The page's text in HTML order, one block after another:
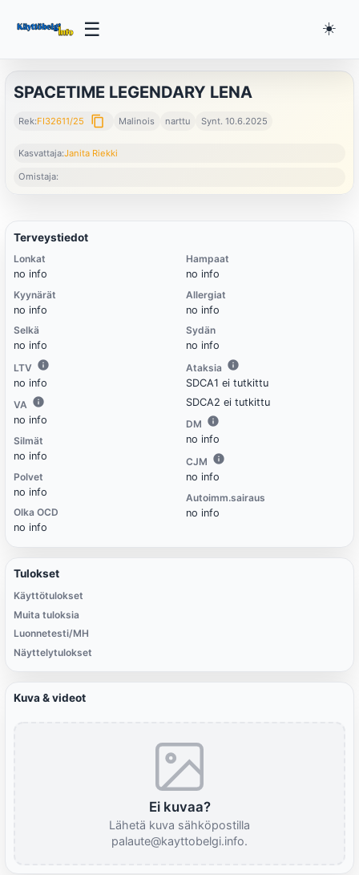
☰ ☀️
SPACETIME LEGENDARY LENA
Rek:FI32611/25 content_copy Malinois narttu Synt. 10.6.2025
Kasvattaja:Janita Riekki
Omistaja:
Terveystiedot
Lonkat
no info
Kyynärät
no info
Selkä
no info
LTV
no info
VA
no info
Silmät
no info
Polvet
no info
Olka OCD
no info
Hampaat
no info
Allergiat
no info
Sydän
no info
Ataksia
SDCA1 ei tutkittu
SDCA2 ei tutkittu
DM
no info
CJM
no info
Autoimm.sairaus
no info
Tulokset
Käyttötulokset
Muita tuloksia
Luonnetesti/MH
Näyttelytulokset
Kuva & videot
Ei kuvaa?
Lähetä kuva sähköpostilla
palaute@kayttobelgi.info.